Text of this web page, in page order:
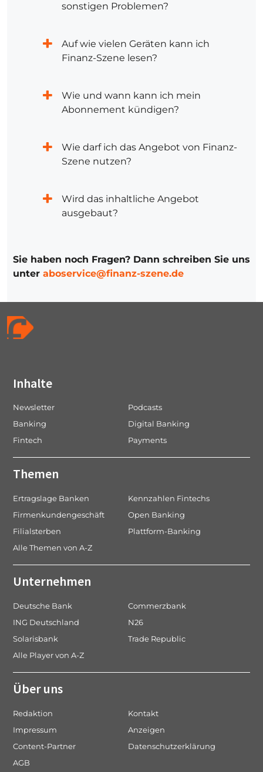
sonstigen Problemen?
Auf wie vielen Geräten kann ich
Finanz-Szene lesen?
Wie und wann kann ich mein
Abonnement kündigen?
Wie darf ich das Angebot von Finanz-
Szene nutzen?
Wird das inhaltliche Angebot
ausgebaut?
Sie haben noch Fragen? Dann schreiben Sie uns
unter aboservice@finanz-szene.de
Inhalte
Newsletter
Podcasts
Banking
Digital Banking
Fintech
Payments
Themen
Ertragslage Banken
Kennzahlen Fintechs
Firmenkundengeschäft
Open Banking
Filialsterben
Plattform-Banking
Alle Themen von A-Z
Unternehmen
Deutsche Bank
Commerzbank
ING Deutschland
N26
Solarisbank
Trade Republic
Alle Player von A-Z
Über uns
Redaktion
Kontakt
Impressum
Anzeigen
Content-Partner
Datenschutzerklärung
AGB